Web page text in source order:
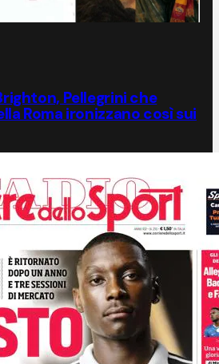
Pellegrini che
Roma ironizzano così sui